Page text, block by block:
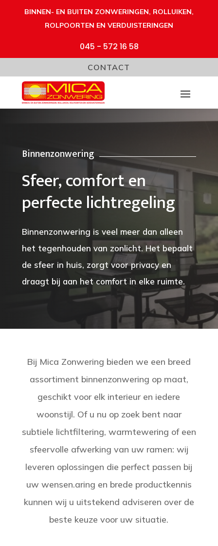
BINNEN- EN BUITEN ZONWERINGEN, ROLLUIKEN,
ROLPOORTEN EN VERDUISTERINGEN
045 - 572 16 58
CONTACT
Binnenzonwering
Sfeer, comfort en
perfecte lichtregeling
Binnenzonwering is veel meer dan alleen
het tegenhouden van zonlicht. Het bepaalt
de sfeer in huis, zorgt voor privacy en
draagt bij aan het comfort in elke ruimte.
Bij Mica Zonwering bieden we een breed
assortiment binnenzonwering op maat,
geschikt voor elk interieur en iedere
woonstijl. Of u nu op zoek bent naar
subtiele lichtfiltering, warmtewering of een
sfeervolle afwerking van uw ramen: wij
leveren oplossingen die perfect passen bij
uw wensen.aring en brede productkennis
kunnen wij u uitstekend adviseren over de
beste keuze voor uw situatie.